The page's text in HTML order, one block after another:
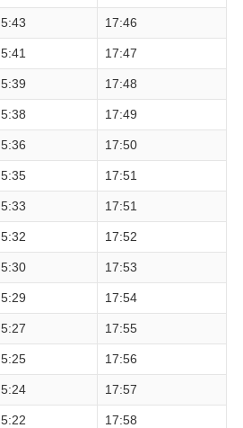
5:43 17:46
5:41 17:47
5:39 17:48
5:38 17:49
5:36 17:50
5:35 17:51
5:33 17:51
5:32 17:52
5:30 17:53
5:29 17:54
5:27 17:55
5:25 17:56
5:24 17:57
5:22 17:58